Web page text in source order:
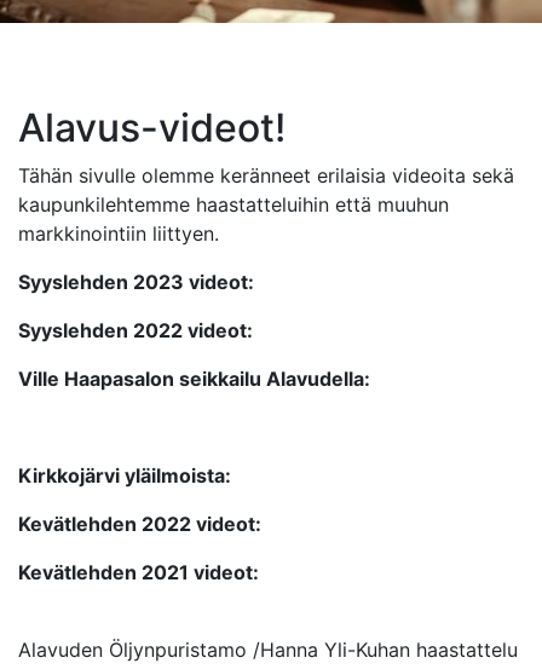
Alavus-videot!
Tähän sivulle olemme keränneet erilaisia videoita sekä
kaupunkilehtemme haastatteluihin että muuhun
markkinointiin liittyen.
Syyslehden 2023 videot:
Syyslehden 2022 videot:
Ville Haapasalon seikkailu Alavudella:
Kirkkojärvi yläilmoista:
Kevätlehden 2022 videot:
Kevätlehden 2021 videot:
Alavuden Öljynpuristamo /Hanna Yli-Kuhan haastattelu